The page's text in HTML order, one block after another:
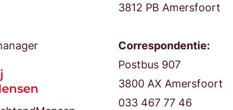
3812 PB Amersfoort
Correspondentie:
Postbus 907
3800 AX Amersfoort
033 467 77 46